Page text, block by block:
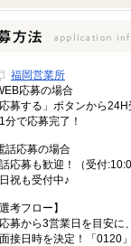
福岡営業所
応募の場合
応募する」ボタンから24H
分で応募完了！
話応募の場合
応募も歓迎！（受付
祝も受付中♪
選考フロー】
募から3営業日を目安に
接日時を決定！「0120